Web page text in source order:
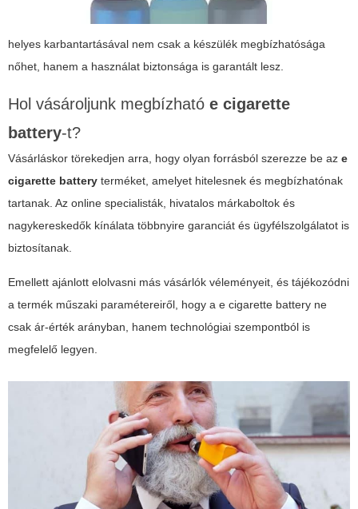
helyes karbantartásával nem csak a készülék megbízhatósága
nőhet, hanem a használat biztonsága is garantált lesz.
Hol vásároljunk megbízható e cigarette
battery-t?
Vásárláskor törekedjen arra, hogy olyan forrásból szerezze be az e
cigarette battery terméket, amelyet hitelesnek és megbízhatónak
tartanak. Az online specialisták, hivatalos márkaboltok és
nagykereskedők kínálata többnyire garanciát és ügyfélszolgálatot is
biztosítanak.
Emellett ajánlott elolvasni más vásárlók véleményeit, és tájékozódni
a termék műszaki paramétereiről, hogy a e cigarette battery ne
csak ár-érték arányban, hanem technológiai szempontból is
megfelelő legyen.